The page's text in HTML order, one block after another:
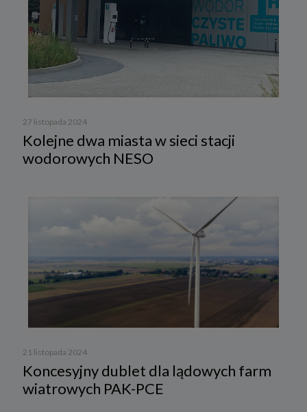
27 listopada 2024
Kolejne dwa miasta w sieci stacji
wodorowych NESO
21 listopada 2024
Koncesyjny dublet dla lądowych farm
wiatrowych PAK-PCE